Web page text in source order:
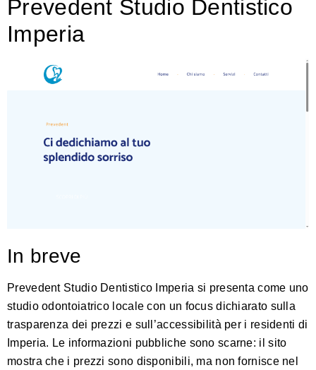
Prevedent Studio Dentistico
Imperia
In breve
Prevedent Studio Dentistico Imperia si presenta come uno
studio odontoiatrico locale con un focus dichiarato sulla
trasparenza dei prezzi e sull’accessibilità per i residenti di
Imperia. Le informazioni pubbliche sono scarne: il sito
mostra che i prezzi sono disponibili, ma non fornisce nel